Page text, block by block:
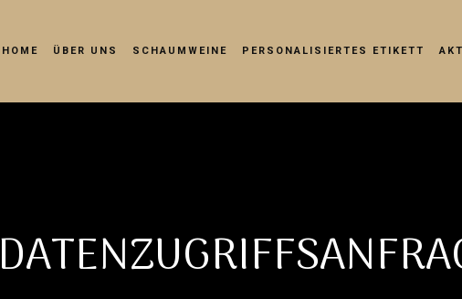
HOME ÜBER UNS SCHAUMWEINE PERSONALISIERTES ETIKETT